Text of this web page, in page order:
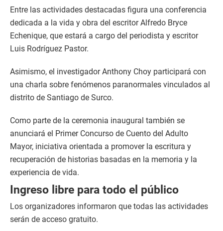
Entre las actividades destacadas figura una conferencia
dedicada a la vida y obra del escritor Alfredo Bryce
Echenique, que estará a cargo del periodista y escritor
Luis Rodríguez Pastor.
Asimismo, el investigador Anthony Choy participará con
una charla sobre fenómenos paranormales vinculados al
distrito de Santiago de Surco.
Como parte de la ceremonia inaugural también se
anunciará el Primer Concurso de Cuento del Adulto
Mayor, iniciativa orientada a promover la escritura y
recuperación de historias basadas en la memoria y la
experiencia de vida.
Ingreso libre para todo el público
Los organizadores informaron que todas las actividades
serán de acceso gratuito.